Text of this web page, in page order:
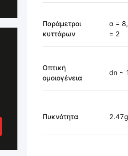
Παράμετροι
κυττάρων
α =
= 2
Οπτική
ομοιογένεια
dn ~
Πυκνότητα